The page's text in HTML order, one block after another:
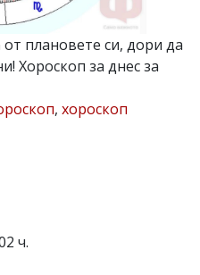
плановете си, дори да
Хороскоп за днес за
, хороскоп
ч.